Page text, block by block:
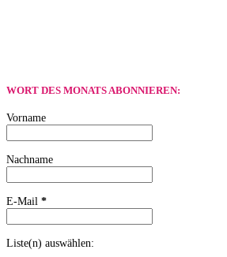
WORT DES MONATS ABONNIEREN:
Vorname
Nachname
E-Mail *
Liste(n) auswählen: